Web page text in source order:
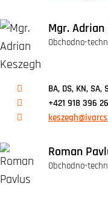
Mgr. Adrian
Obchodno-
BA, DS, KN, SA,
+421 918 396
Roman
Obchodno-